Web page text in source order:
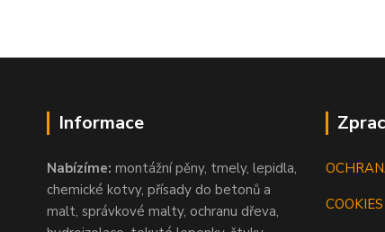
Informace
Nabízíme: montážní pěny, tmely, lepidla,
chemické kotvy, přísady do betonů a
malt, správkové malty, ochranu dřeva,
COOKIES